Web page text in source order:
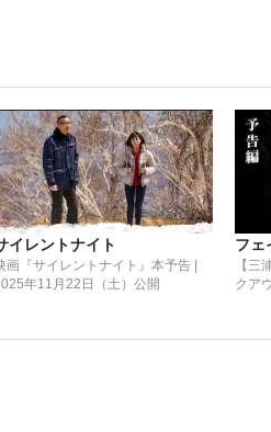
イレントナイト
画『サイレントナイト』本予告 |
年11月22日（土）公開
フェ
【三
クア